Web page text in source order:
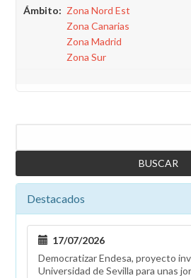
Ámbito
Zona Nord Est
Zona Canarias
Zona Madrid
Zona Sur
Destacados
17/07/2026
Democratizar Endesa, proyecto
Universidad de Sevilla para unas